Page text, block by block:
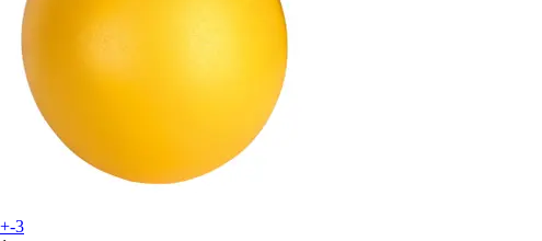
+-3